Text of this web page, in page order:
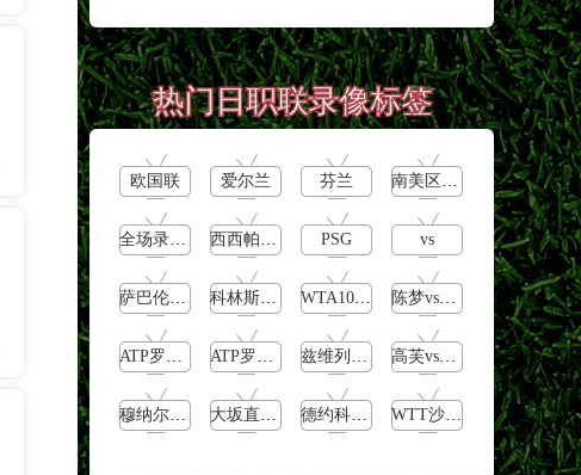
热门日职联录像标签
欧国联 爱尔兰 芬兰 南美区预选赛
全场录像回放 西西帕斯vs诺里 PSG vs
萨巴伦卡vs雅斯特雷姆斯 科林斯vs加西亚 WTA1000罗马大师赛第3轮 陈梦vs早田希娜
ATP罗马大师赛男单第2轮 ATP罗马大师赛男单第1轮 兹维列夫vs达德尔里 高芙vs克里斯蒂安
穆纳尔vs诺里 大坂直美vs卡萨特金娜 德约科维奇vs穆泰 WTT沙特大满贯男单决赛